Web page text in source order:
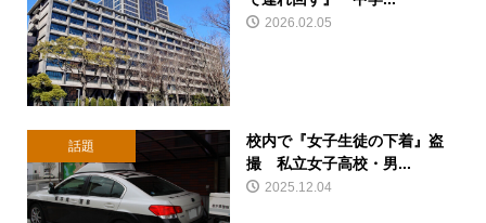
2026.02.05
話題
校内で『女子生徒の下着』盗
撮 私立女子高校・男...
2025.12.04